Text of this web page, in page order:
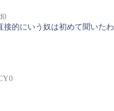
的にいう奴は初めて聞いたわ